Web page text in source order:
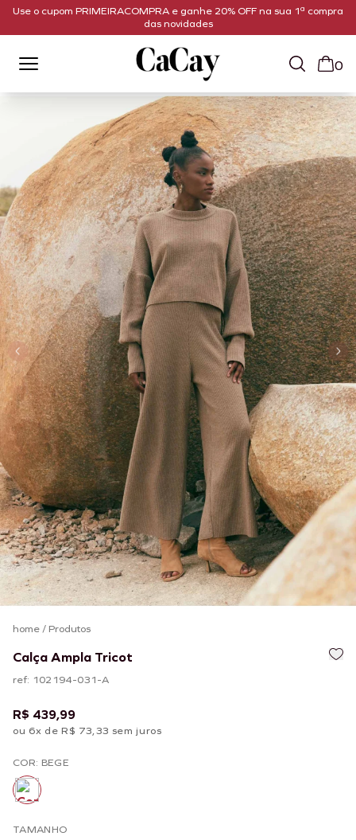
Use o cupom PRIMEIRACOMPRA e ganhe 20% OFF na sua 1ª compra
das novidades
0
home/ Produtos
Calça Ampla Tricot
ref: 102194-031-A
R$ 439,99
ou 6x de R$ 73,33 sem juros
COR: BEGE
TAMANHO